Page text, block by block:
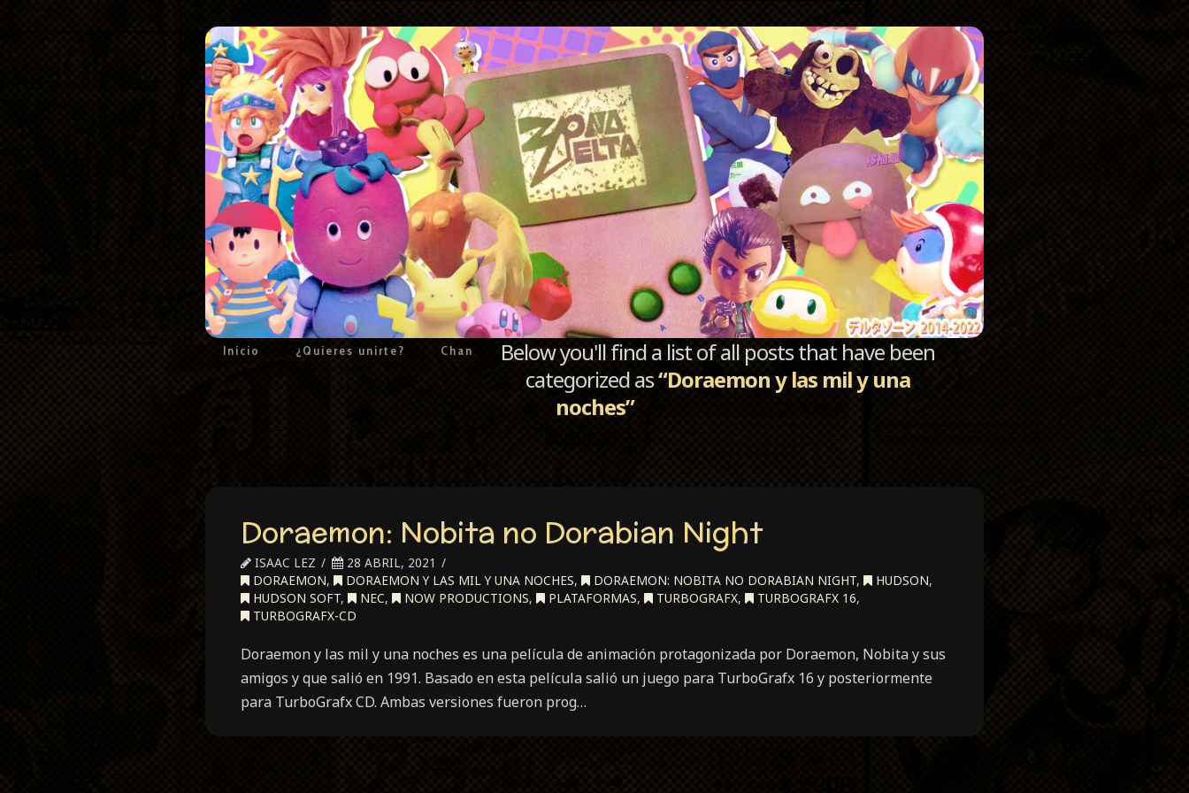
Inicio ¿Quieres unirte? Chan
Below you'll find a list of all posts that have been
categorized as“Doraemon y las mil y una
noches”
Doraemon: Nobita no Dorabian Night
ISAAC LEZ
28 ABRIL, 2021
DORAEMON, DORAEMON Y LAS MIL Y UNA NOCHES, DORAEMON: NOBITA NO DORABIAN NIGHT, HUDSON,
HUDSON SOFT, NEC, NOW PRODUCTIONS, PLATAFORMAS, TURBOGRAFX, TURBOGRAFX 16,
TURBOGRAFX-CD
Doraemon y las mil y una noches es una película de animación protagonizada por Doraemon, Nobita y sus
amigos y que salió en 1991. Basado en esta película salió un juego para TurboGrafx 16 y posteriormente
para TurboGrafx CD. Ambas versiones fueron prog…